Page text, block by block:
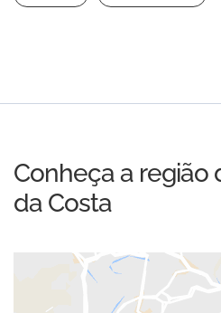
Conheça a região
da Costa